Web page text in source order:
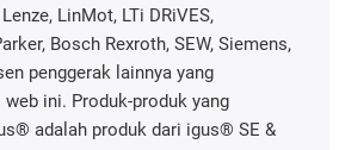
LinMot, LTi DRiVES,
Bosch Rexroth, SEW, Siemens,
penggerak lainnya yang
ini. Produk-produk yang
adalah produk dari igus® SE &